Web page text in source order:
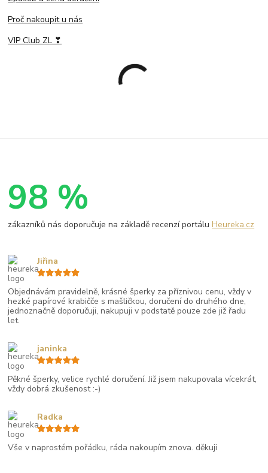
Proč nakoupit u nás
VIP Club ZL ❣
98 %
zákazníků nás doporučuje na základě recenzí portáluHeureka.cz
Objednávám pravidelně, krásné šperky za příznivou cenu, vždy v
hezké papírové krabičče s mašličkou, doručení do druhého dne,
jednoznačně doporučuji, nakupuji v podstatě pouze zde již řadu
let.
Jiřina
Pěkné šperky, velice rychlé doručení. Již jsem nakupovala vícekrát,
vždy dobrá zkušenost :-)
janinka
Vše v naprostém pořádku, ráda nakoupím znova. děkuji
Radka